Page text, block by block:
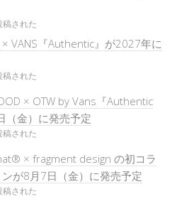
された
VANS『Authentic』が2027年に
された
× OTW by Vans『Authentic
（金）に発売予定
された
× fragment design の初コラ
が8月7日（金）に発売予定
された